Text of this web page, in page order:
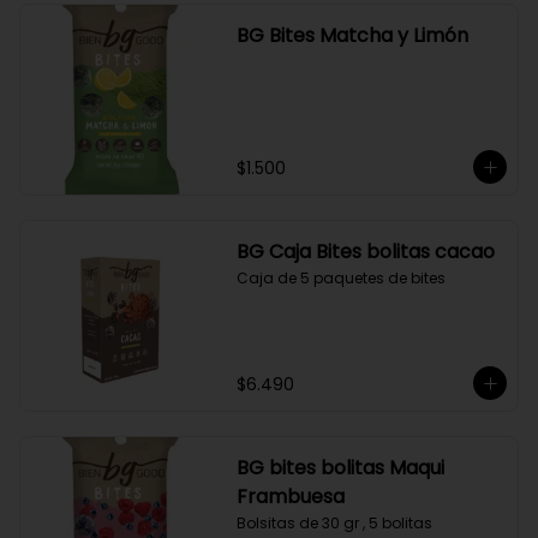
BG Bites Matcha y Limón
$1.500
BG Caja Bites bolitas cacao
Caja de 5 paquetes de bites
$6.490
BG bites bolitas Maqui
Frambuesa
Bolsitas de 30 gr , 5 bolitas